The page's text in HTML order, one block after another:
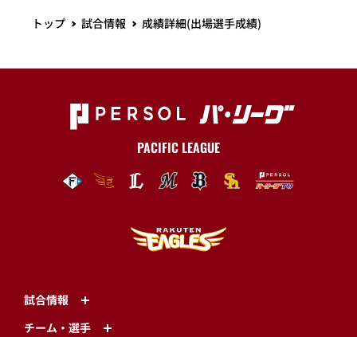
トップ 試合情報 成績詳細(出場選手成績)
PACIFIC LEAGUE
試合情報
チーム・選手